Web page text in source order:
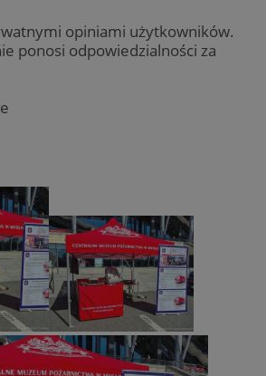
opiniami użytkowników.
ponosi odpowiedzialności za